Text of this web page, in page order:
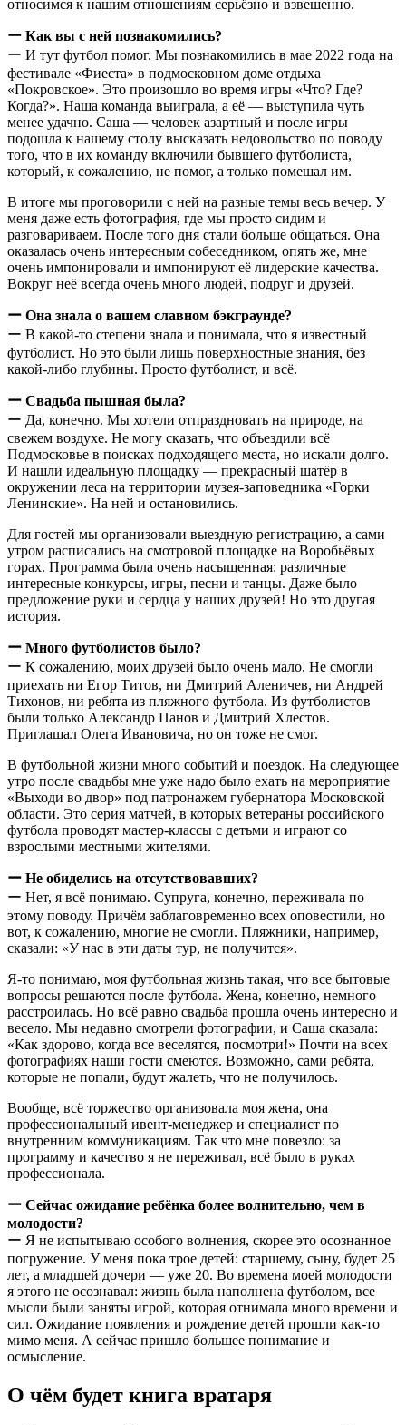
относимся к нашим отношениям серьёзно и взвешенно.
ー Как вы с ней познакомились?
ー И тут футбол помог. Мы познакомились в мае 2022 года на
фестивале «Фиеста» в подмосковном доме отдыха
«Покровское». Это произошло во время игры «Что? Где?
Когда?». Наша команда выиграла, а её — выступила чуть
менее удачно. Саша — человек азартный и после игры
подошла к нашему столу высказать недовольство по поводу
того, что в их команду включили бывшего футболиста,
который, к сожалению, не помог, а только помешал им.
В итоге мы проговорили с ней на разные темы весь вечер. У
меня даже есть фотография, где мы просто сидим и
разговариваем. После того дня стали больше общаться. Она
оказалась очень интересным собеседником, опять же, мне
очень импонировали и импонируют её лидерские качества.
Вокруг неё всегда очень много людей, подруг и друзей.
ー Она знала о вашем славном бэкграунде?
ー В какой-то степени знала и понимала, что я известный
футболист. Но это были лишь поверхностные знания, без
какой-либо глубины. Просто футболист, и всё.
ー Свадьба пышная была?
ー Да, конечно. Мы хотели отпраздновать на природе, на
свежем воздухе. Не могу сказать, что объездили всё
Подмосковье в поисках подходящего места, но искали долго.
И нашли идеальную площадку — прекрасный шатёр в
окружении леса на территории музея-заповедника «Горки
Ленинские». На ней и остановились.
Для гостей мы организовали выездную регистрацию, а сами
утром расписались на смотровой площадке на Воробьёвых
горах. Программа была очень насыщенная: различные
интересные конкурсы, игры, песни и танцы. Даже было
предложение руки и сердца у наших друзей! Но это другая
история.
ー Много футболистов было?
ー К сожалению, моих друзей было очень мало. Не смогли
приехать ни Егор Титов, ни Дмитрий Аленичев, ни Андрей
Тихонов, ни ребята из пляжного футбола. Из футболистов
были только Александр Панов и Дмитрий Хлестов.
Приглашал Олега Ивановича, но он тоже не смог.
В футбольной жизни много событий и поездок. На следующее
утро после свадьбы мне уже надо было ехать на мероприятие
«Выходи во двор» под патронажем губернатора Московской
области. Это серия матчей, в которых ветераны российского
футбола проводят мастер-классы с детьми и играют со
взрослыми местными жителями.
ー Не обиделись на отсутствовавших?
ー Нет, я всё понимаю. Супруга, конечно, переживала по
этому поводу. Причём заблаговременно всех оповестили, но
вот, к сожалению, многие не смогли. Пляжники, например,
сказали: «У нас в эти даты тур, не получится».
Я-то понимаю, моя футбольная жизнь такая, что все бытовые
вопросы решаются после футбола. Жена, конечно, немного
расстроилась. Но всё равно свадьба прошла очень интересно и
весело. Мы недавно смотрели фотографии, и Саша сказала:
«Как здорово, когда все веселятся, посмотри!» Почти на всех
фотографиях наши гости смеются. Возможно, сами ребята,
которые не попали, будут жалеть, что не получилось.
Вообще, всё торжество организовала моя жена, она
профессиональный ивент-менеджер и специалист по
внутренним коммуникациям. Так что мне повезло: за
программу и качество я не переживал, всё было в руках
профессионала.
ー Сейчас ожидание ребёнка более волнительно, чем в
молодости?
ー Я не испытываю особого волнения, скорее это осознанное
погружение. У меня пока трое детей: старшему, сыну, будет 25
лет, а младшей дочери — уже 20. Во времена моей молодости
я этого не осознавал: жизнь была наполнена футболом, все
мысли были заняты игрой, которая отнимала много времени и
сил. Ожидание появления и рождение детей прошли как-то
мимо меня. А сейчас пришло большее понимание и
осмысление.
О чём будет книга вратаря